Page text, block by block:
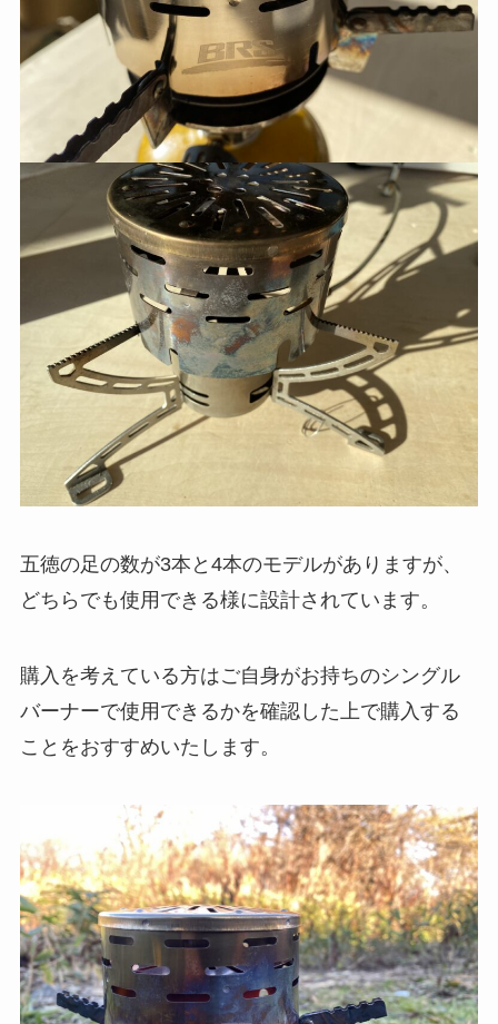
五徳の足の数が3本と4本のモデルがありますが、
どちらでも使用できる様に設計されています。
購入を考えている方はご自身がお持ちのシングル
バーナーで使用できるかを確認した上で購入する
ことをおすすめいたします。